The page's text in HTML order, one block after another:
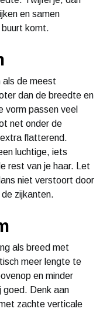
en samen
komt.
als de meest
dan de breedte en
vorm passen veel
net onder de
flatterend.
luchtige, iets
rest van je haar. Let
niet verstoort door
zijkanten.
als breed met
meer lengte te
en minder
goed. Denk aan
zachte verticale